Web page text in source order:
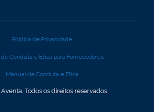
Todos os direitos reservados.
Política de Privacidade
Conduta e Ética para Fornecedores
Manual de Conduta e Ética